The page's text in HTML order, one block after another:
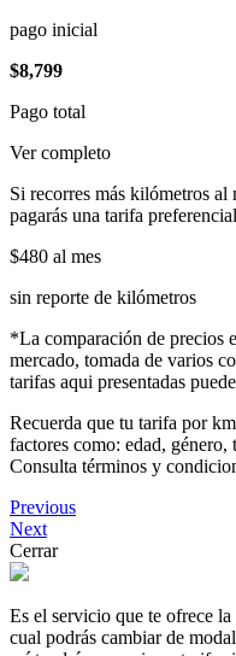
pago inicial
$8,799
Pago total
Ver completo
Si recorres más kilómetros al
pagarás una tarifa
$480 al mes
sin reporte de kilómetros
*La comparación de precios
mercado, tomada de varios
tarifas aqui presentadas
Recuerda que tu tarifa por
factores como: edad,
Consulta términos y
Previous
Next
Cerrar
Es el servicio que te ofrece
cual podrás cambiar de